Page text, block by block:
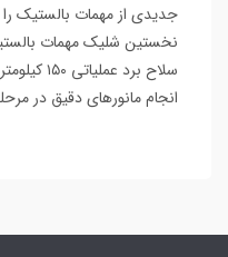
جدیدی از مهمات بالستیک
سلاح برد
انجام مانورهای دقیق در